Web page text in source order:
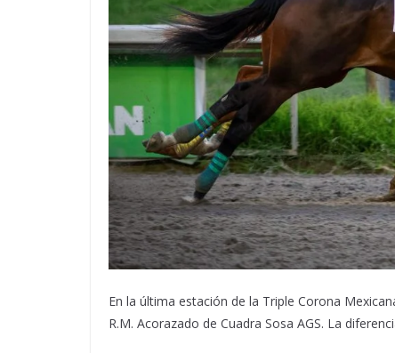
En la última estación de la Triple Corona
R.M. Acorazado de Cuadra Sosa AGS. La